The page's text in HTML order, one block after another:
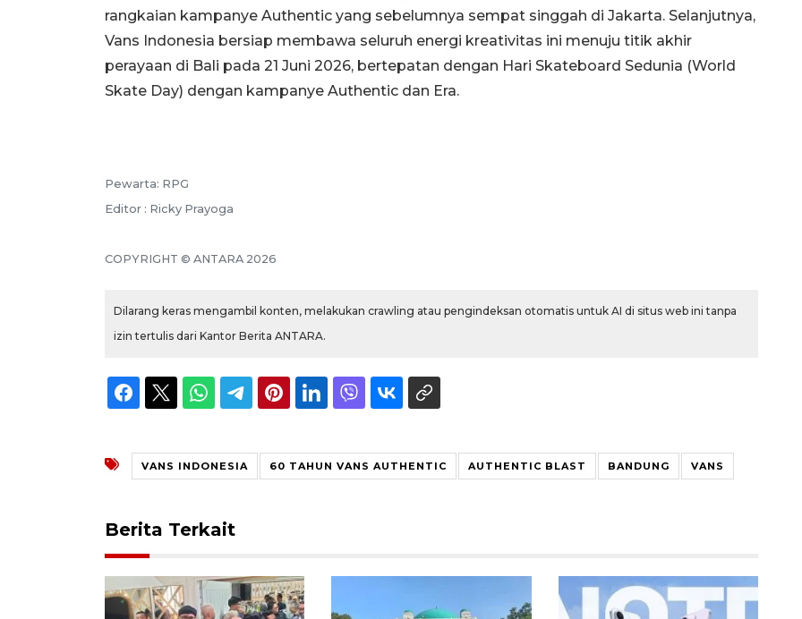
rangkaian kampanye Authentic yang sebelumnya sempat singgah di Jakarta. Selanjutnya,
Vans Indonesia bersiap membawa seluruh energi kreativitas ini menuju titik akhir
perayaan di Bali pada 21 Juni 2026, bertepatan dengan Hari Skateboard Sedunia (World
Skate Day) dengan kampanye Authentic dan Era.
Pewarta: RPG
Editor : Ricky Prayoga
COPYRIGHT © ANTARA 2026
Dilarang keras mengambil konten, melakukan crawling atau pengindeksan otomatis untuk AI di situs web ini tanpa
izin tertulis dari Kantor Berita ANTARA.
VANS INDONESIA 60 TAHUN VANS AUTHENTIC AUTHENTIC BLAST BANDUNG VANS
Berita Terkait